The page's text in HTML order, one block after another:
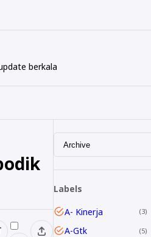
berkala
Labels
A- Kinerja
3
A-Gtk 5